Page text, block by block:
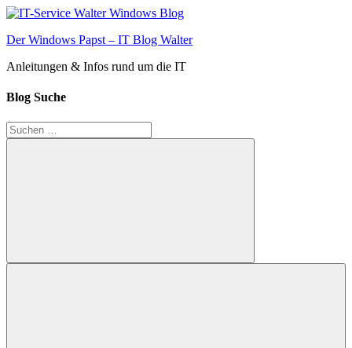
Zum
springen
Der Windows Papst – IT Blog Walter
Anleitungen & Infos rund um die IT
Blog Suche
Suchen
nach:
Suchen